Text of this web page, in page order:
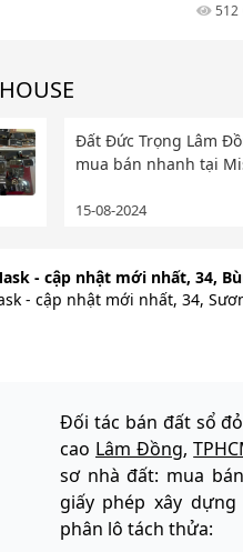
512
Đất Đức Trọng Lâm
mua bán nhanh tại
15-08-2024
- cập nhật mới nhất, 34,
- cập nhật mới nhất, 34,
Đối tác bán đất sổ
cao Lâm Đồng,
sơ nhà đất: mua
giấy phép xây
phân lô tách thửa: